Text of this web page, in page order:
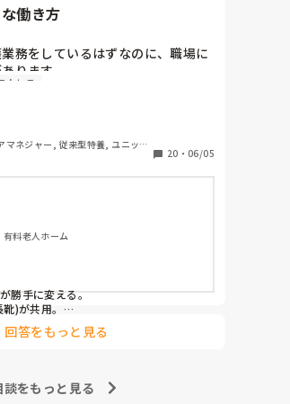
理者宛に『私もどこかに行ってお
が気に入らない職員には看護師N
産を配らなくてもいいのでしょう
…)についての手紙を作っているとこ
紙(質問書)のなかのことで、私とし
入らない職員がいたとしてもみんな
の気に入らない職員にお土産をお
うことはしないつもりいますが、
為は 一般常識としてまかり通るの
応をするということは、相手と同じ
者にしない、ハラスメント加害者になら
と思います。
働き方
務をしているはずなのに、職場に
ります。
が、これだけは嫌だと思う働き方
職場
が当たり前の職場
と責任が曖昧な職場
気で仕事を渡される職場
トレス
マネジャー, 従来型特養, ユニット
20 ・ 06/05
料老人ホーム
勝手に変える。
)が共用。
回答をもっと見る
をもっと見る